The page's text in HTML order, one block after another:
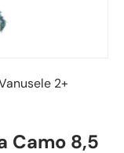
2+
Camo 8,5